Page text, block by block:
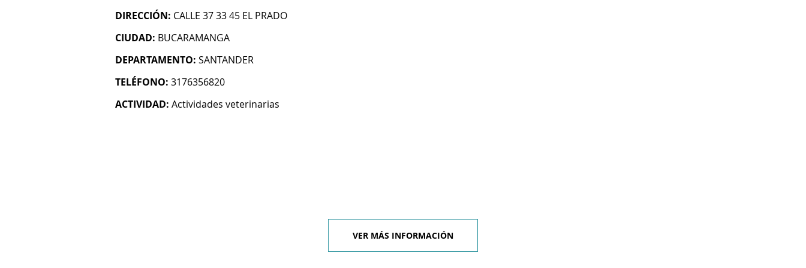
DIRECCIÓN: CALLE 37 33 45 EL PRADO
CIUDAD: BUCARAMANGA
DEPARTAMENTO: SANTANDER
TELÉFONO: 3176356820
ACTIVIDAD: Actividades veterinarias
VER MÁS INFORMACIÓN